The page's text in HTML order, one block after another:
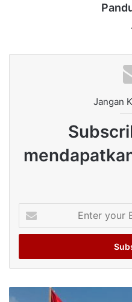
Jangan
your
Email